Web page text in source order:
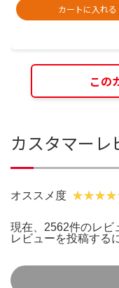
カートに入れる
この
カスタマーレ
オススメ度
現在、2562件のレビ
レビューを投稿する